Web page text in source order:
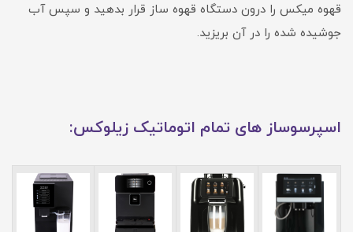
قهوه میکس را درون دستگاه قهوه ساز قرار بدهید و سپس آب
جوشیده شده را در آن بریزید.
اسپرسوساز های تمام اتوماتیک زیلوکس: